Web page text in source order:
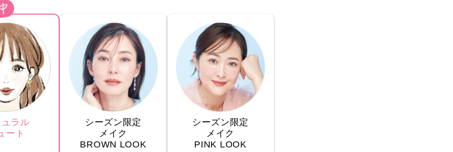
ラル
ート
シーズン限定
メイク
BROWN LOOK
シーズン限定
メイク
PINK LOOK